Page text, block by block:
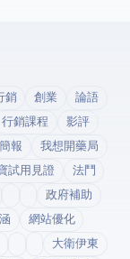
銷 創業
論語
行銷課程
影評
簡報
我想開藥局
試用見證
法鬥
政府補助
網站優化
大衛伊東